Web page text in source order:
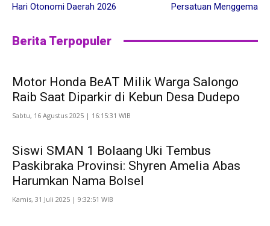
Hari Otonomi Daerah 2026
Persatuan Menggema
Berita Terpopuler
Motor Honda BeAT Milik Warga Salongo
Raib Saat Diparkir di Kebun Desa Dudepo
Sabtu, 16 Agustus 2025 | 16:15:31 WIB
Siswi SMAN 1 Bolaang Uki Tembus
Paskibraka Provinsi: Shyren Amelia Abas
Harumkan Nama Bolsel
Kamis, 31 Juli 2025 | 9:32:51 WIB